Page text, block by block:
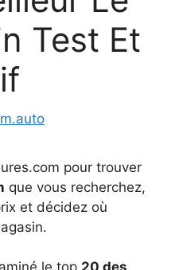
Test Et
pour trouver
que vous recherchez,
et décidez où
le top 20 des